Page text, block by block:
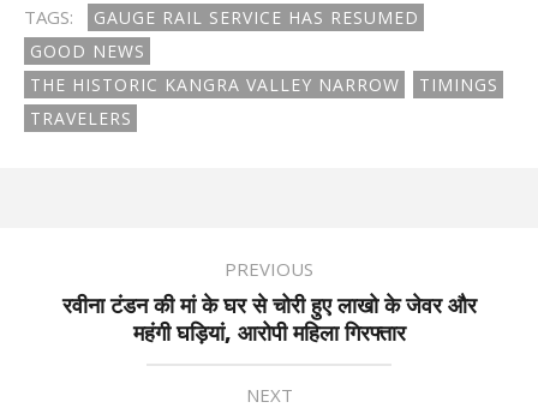
TAGS:
GAUGE RAIL SERVICE HAS RESUMED
GOOD NEWS
THE HISTORIC KANGRA VALLEY NARROW
TIMINGS
TRAVELERS
PREVIOUS
रवीना टंडन की मां के घर से चोरी हुए लाखो के जेवर और
महंगी घड़ियां, आरोपी महिला गिरफ्तार
NEXT